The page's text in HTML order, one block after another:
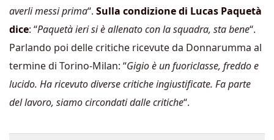
averli messi prima“. Sulla condizione di Lucas Paquetà
dice: “Paquetà ieri si è allenato con la squadra, sta bene“.
Parlando poi delle critiche ricevute da Donnarumma al
termine di Torino-Milan: “Gigio è un fuoriclasse, freddo e
lucido. Ha ricevuto diverse critiche ingiustificate. Fa parte
del lavoro, siamo circondati dalle critiche“.